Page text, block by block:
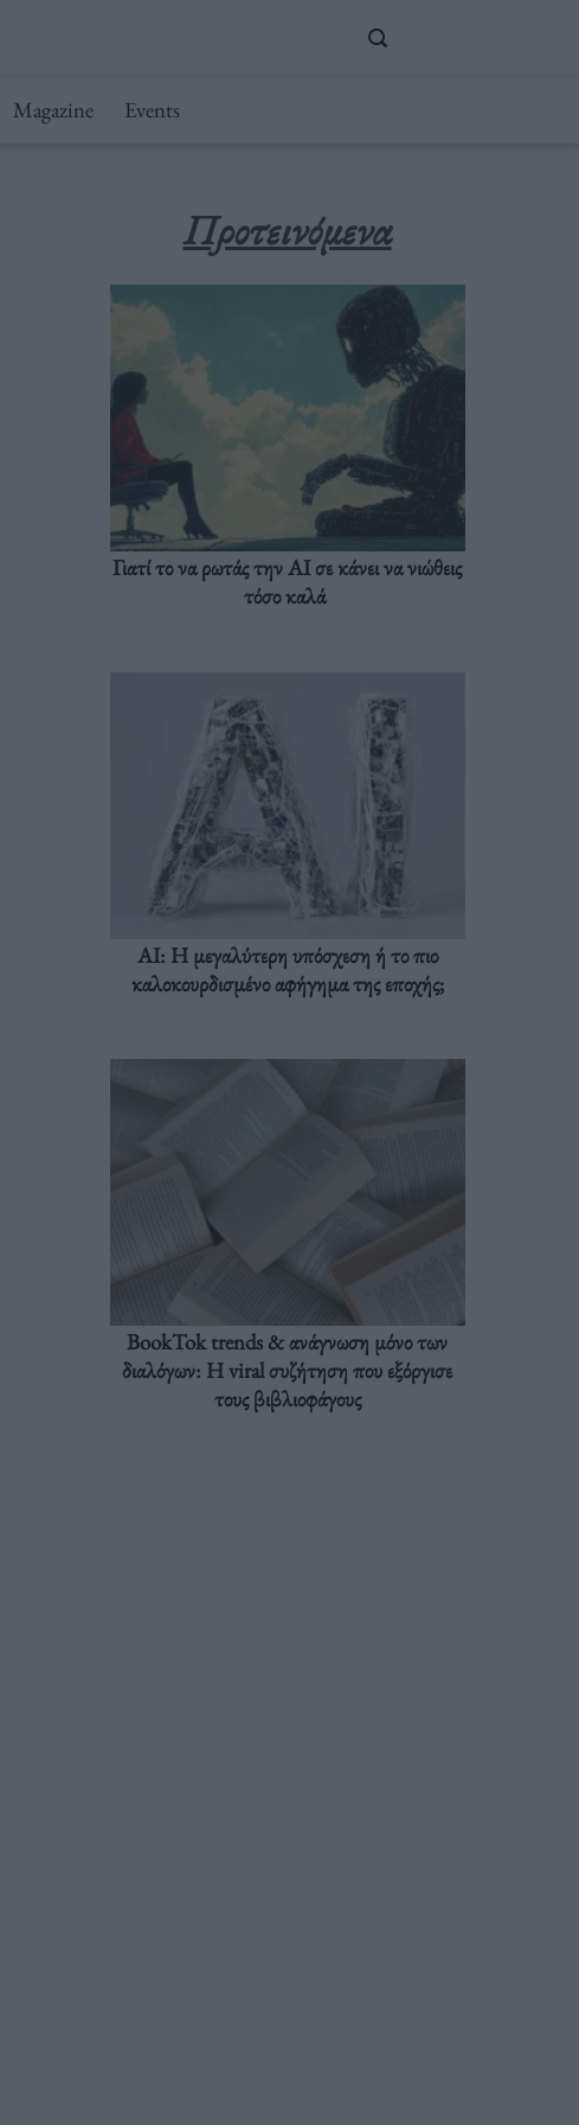
Magazine Events
Προτεινόμενα
Γιατί το να ρωτάς την AI σε κάνει να νιώθεις
τόσο καλά
AI: Η μεγαλύτερη υπόσχεση ή το πιο
καλοκουρδισμένο αφήγημα της εποχής;
BookTok trends & ανάγνωση μόνο των
διαλόγων: Η viral συζήτηση που εξόργισε
τους βιβλιοφάγους